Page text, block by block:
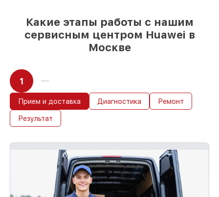
Какие этапы работы с нашим
сервисным центром Huawei в
Москве
1
Прием и доставка Диагностика Ремонт
Результат